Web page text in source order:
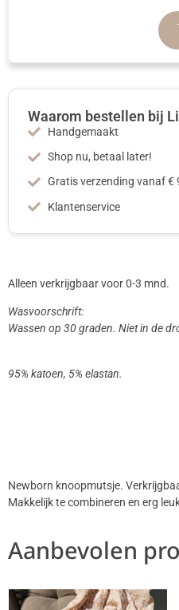
Waarom bestellen bij
Handgemaakt
Shop nu, betaal later!
Gratis verzending vanaf €
Klantenservice
Alleen verkrijgbaar voor 0-3 mnd.
Wasvoorschrift:
Wassen op 30 graden. Niet in de
95% katoen, 5% elastan.
Newborn knoopmutsje.
Makkelijk te combineren en erg
Aanbevolen